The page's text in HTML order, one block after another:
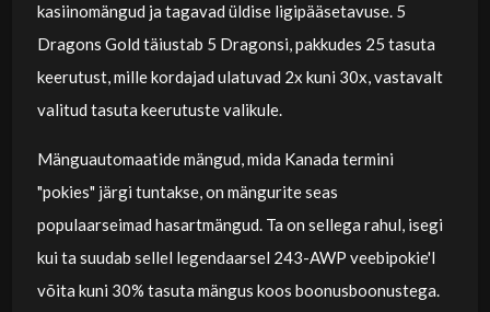
kasiinomängud ja tagavad üldise ligipääsetavuse. 5
Dragons Gold täiustab 5 Dragonsi, pakkudes 25 tasuta
keerutust, mille kordajad ulatuvad 2x kuni 30x, vastavalt
valitud tasuta keerutuste valikule.
Mänguautomaatide mängud, mida Kanada termini
"pokies" järgi tuntakse, on mängurite seas
populaarseimad hasartmängud. Ta on sellega rahul, isegi
kui ta suudab sellel legendaarsel 243-AWP veebipokie'l
võita kuni 30% tasuta mängus koos boonusboonustega.